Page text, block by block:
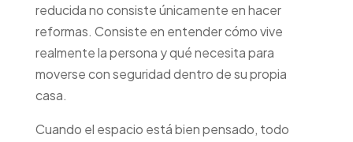
reducida no consiste únicamente en hacer
reformas. Consiste en entender cómo vive
realmente la persona y qué necesita para
moverse con seguridad dentro de su propia
casa.
Cuando el espacio está bien pensado, todo